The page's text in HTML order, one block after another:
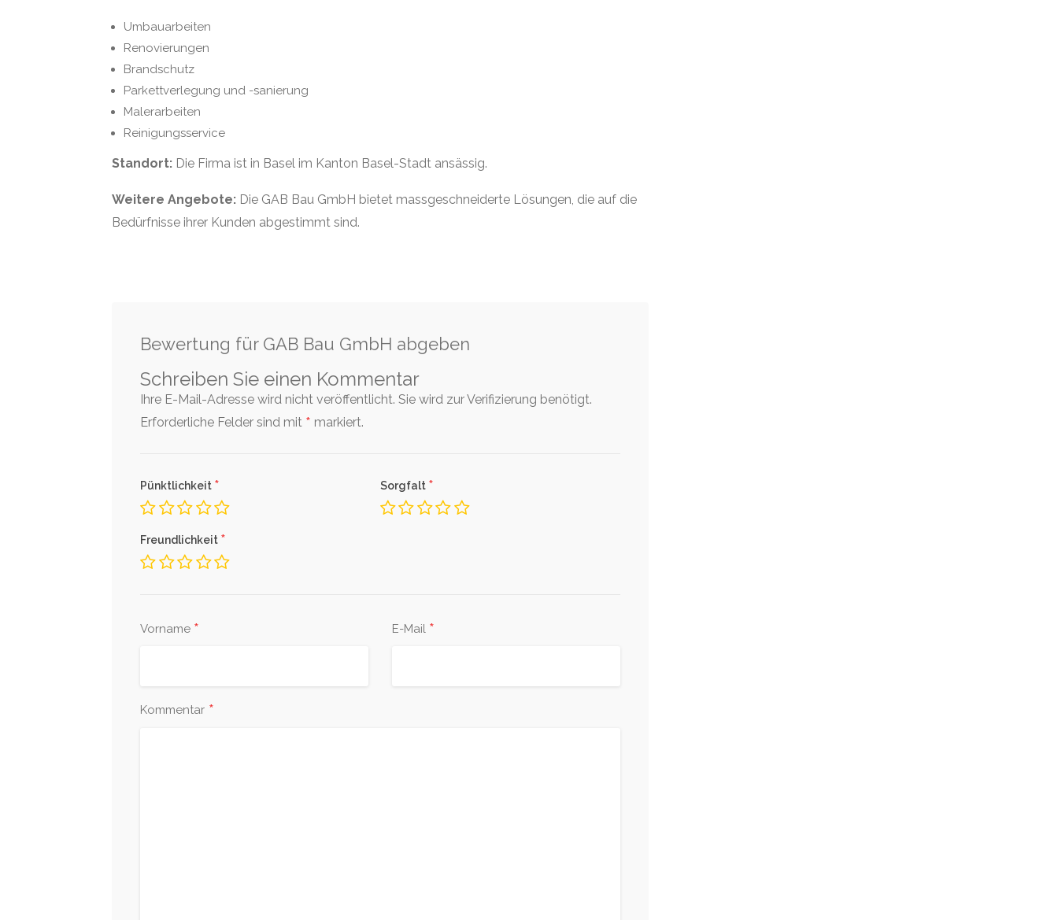
Umbauarbeiten
Renovierungen
Brandschutz
Parkettverlegung und -sanierung
Malerarbeiten
Reinigungsservice
Standort: Die Firma ist in Basel im Kanton Basel-Stadt ansässig.
Weitere Angebote: Die GAB Bau GmbH bietet massgeschneiderte Lösungen, die auf die
Bedürfnisse ihrer Kunden abgestimmt sind.
Bewertung für GAB Bau GmbH abgeben
Schreiben Sie einen Kommentar
Ihre E-Mail-Adresse wird nicht veröffentlicht. Sie wird zur Verifizierung benötigt.
Erforderliche Felder sind mit * markiert.
Pünktlichkeit * Sorgfalt *
Freundlichkeit *
Vorname * E-Mail *
Kommentar *